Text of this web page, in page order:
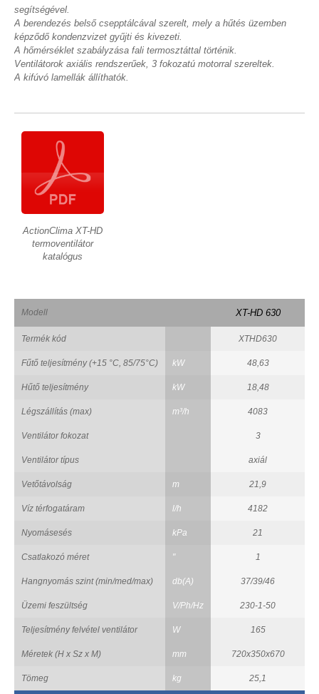
segítségével.
A berendezés belső csepptálcával szerelt, mely a hűtés üzemben
képződő kondenzvizet gyűjti és kivezeti.
A hőmérséklet szabályzása fali termosztáttal történik.
Ventilátorok axiális rendszerűek, 3 fokozatú motorral szereltek.
A kifúvó lamellák állíthatók.
ActionClima XT-HD
termoventilátor
katalógus
Modell XT-HD 630
Termék kód XTHD630
Fűtő teljesítmény (+15 °C, 85/75°C) kW 48,63
Hűtő teljesítmény kW 18,48
Légszállítás (max) m³/h 4083
Ventilátor fokozat 3
Ventilátor típus axiál
Vetőtávolság m 21,9
Víz térfogatáram l/h 4182
Nyomásesés kPa 21
Csatlakozó méret " 1
Hangnyomás szint (min/med/max) db(A) 37/39/46
Üzemi feszültség V/Ph/Hz 230-1-50
Teljesítmény felvétel ventilátor W 165
Méretek (H x Sz x M) mm 720x350x670
Tömeg kg 25,1